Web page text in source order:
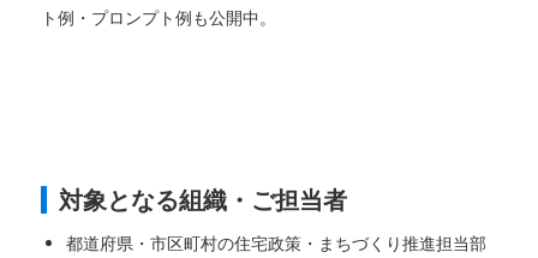
ト例・プロンプト例も公開中。
対象となる組織・ご担当者
都道府県・市区町村の住宅政策・まちづくり推進担当部